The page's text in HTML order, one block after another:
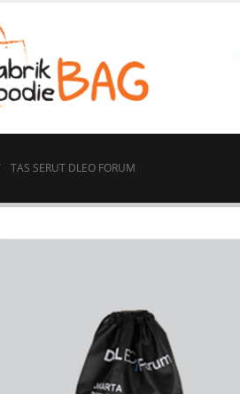
TAS SERUT DLEO FORUM